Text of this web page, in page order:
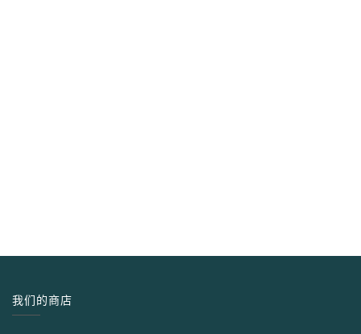
我们的商店